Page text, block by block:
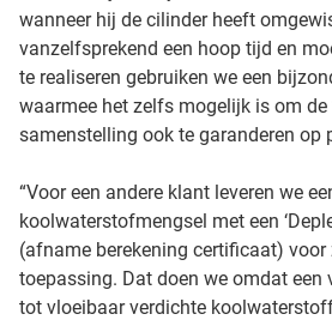
wanneer hij de cilinder heeft
vanzelfsprekend een hoop tijd en
te realiseren gebruiken we een
waarmee het zelfs mogelijk is om de
samenstelling ook te garanderen op
“Voor een andere klant leveren we
koolwaterstofmengsel met een
(afname berekening certificaat)
toepassing. Dat doen we omdat een
tot vloeibaar verdichte